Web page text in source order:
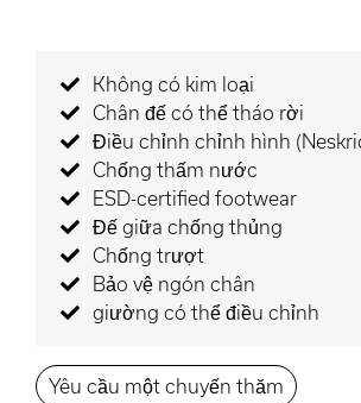
Không có kim loại
Chân đế có thể tháo rời
Điều chỉnh chỉnh hình
Chống thấm nước
ESD-certified footwear
Đế giữa chống thủng
Chống trượt
Bảo vệ ngón chân
giường có thể điều chỉnh
Yêu cầu một chuyến thăm